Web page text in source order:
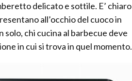
delicato e sottile. E’ chiaro
all’occhio del cuoco in
solo, chi cucina al barbecue deve
in cui si trova in quel momento.